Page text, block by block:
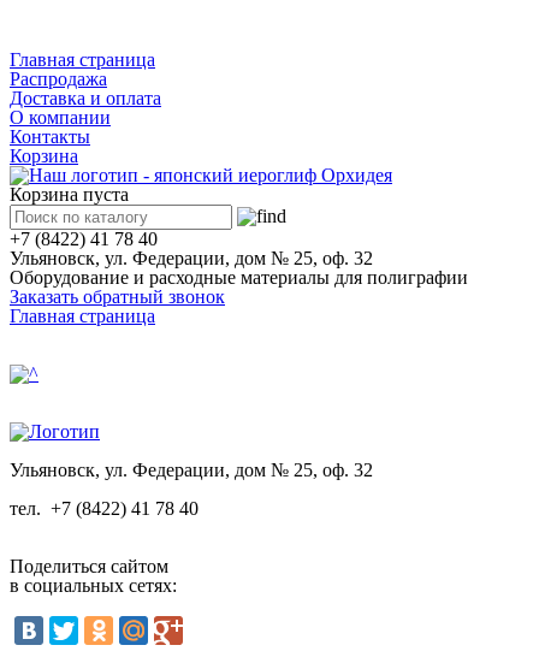
Главная страница
Распродажа
Доставка и оплата
О компании
Контакты
Корзина
Корзина пуста
+7 (8422) 41 78 40
Ульяновск, ул. Федерации, дом № 25, оф. 32
Оборудование и расходные материалы для полиграфии
Заказать обратный звонок
Главная страница
Ульяновск, ул. Федерации, дом № 25, оф. 32
тел. +7 (8422) 41 78 40
Поделиться сайтом
в социальных сетях: